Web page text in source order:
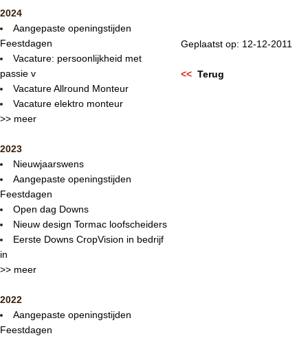
2024
Aangepaste openingstijden
Feestdagen
Vacature: persoonlijkheid met
passie v
Vacature Allround Monteur
Vacature elektro monteur
>> meer
2023
Nieuwjaarswens
Aangepaste openingstijden
Feestdagen
Open dag Downs
Nieuw design Tormac loofscheiders
Eerste Downs CropVision in bedrijf
in
>> meer
2022
Aangepaste openingstijden
Feestdagen
Geplaatst op: 12-12-2011
<< Terug